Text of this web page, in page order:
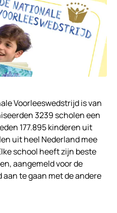
Voorleeswedstrijd is van
3239 scholen een
177.895 kinderen uit
uit heel Nederland mee
school heeft zijn beste
aangemeld voor de
te gaan met de andere